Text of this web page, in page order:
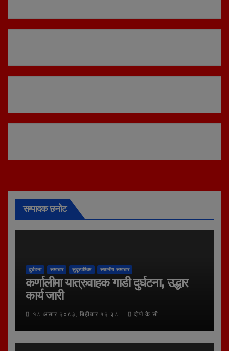
सम्पादक छनोट
दुर्घटना समाचार सुदूरपश्चिम स्थानीय समाचार
कर्णालीमा यात्रुवाहक गाडी दुर्घटना, उद्धार
कार्य जारी
१८ असार २०८३, बिहीबार १२:३८ दोर्ण के.सी.